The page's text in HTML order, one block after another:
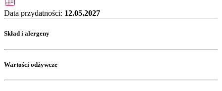
Data przydatności: 12.05.2027
Skład i alergeny
Wartości odżywcze